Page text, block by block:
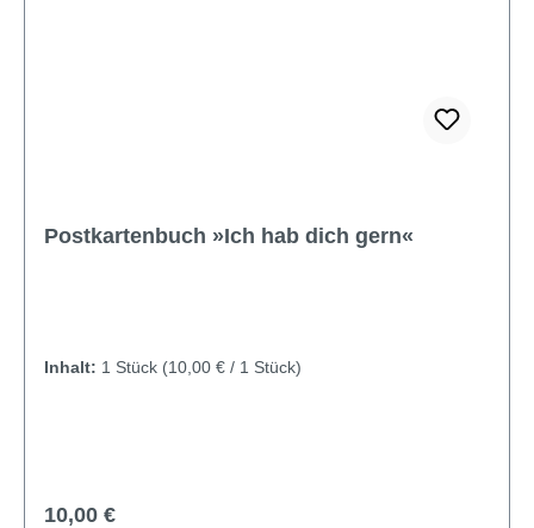
Postkartenbuch »Ich hab dich gern«
Inhalt: 1 Stück (10,00 € / 1 Stück)
Regulärer Preis:
10,00 €